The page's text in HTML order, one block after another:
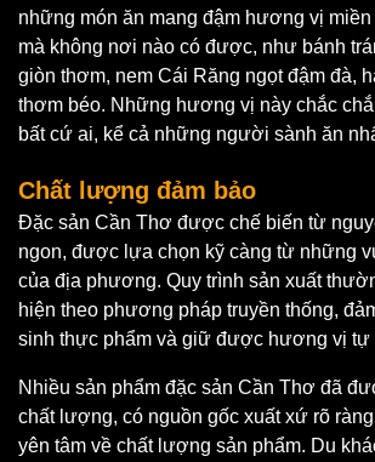
những món ăn mang đậm hương vị
mà không nơi nào có được, như bánh
giòn thơm, nem Cái Răng ngọt đậm đà,
thơm béo. Những hương vị này chắc
bất cứ ai, kể cả những người sành ăn
Chất lượng đảm bảo
Đặc sản Cần Thơ được chế biến từ
ngon, được lựa chọn kỹ càng từ những
của địa phương. Quy trình sản xuất
hiện theo phương pháp truyền thống,
sinh thực phẩm và giữ được hương vị tự
Nhiều sản phẩm đặc sản Cần Thơ đã
chất lượng, có nguồn gốc xuất xứ rõ
yên tâm về chất lượng sản phẩm. Du